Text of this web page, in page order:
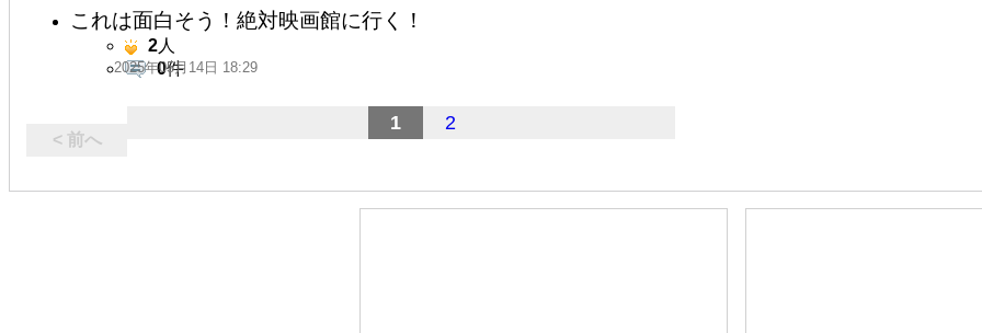
これは面白そう！絶対映画館に行く！
2025年05月14日 18:29
2人
0件
< 前へ
1 2